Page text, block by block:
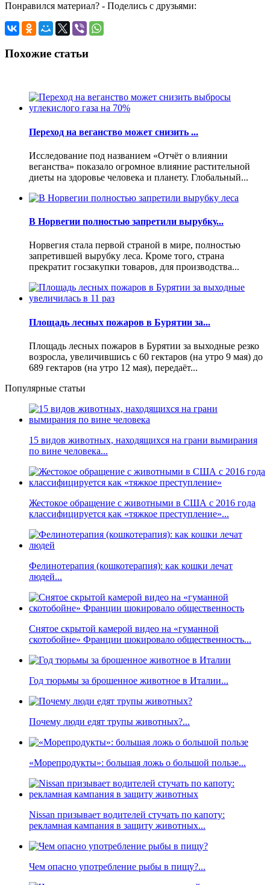
Понравился материал? - Поделись с друзьями:
Похожие статьи
Переход на веганство может снизить ...
Исследование под названием «Отчёт о влиянии
веганства» показало огромное влияние растительной
диеты на здоровье человека и планету. Глобальный...
В Норвегии полностью запретили вырубку...
Норвегия стала первой страной в мире, полностью
запретившей вырубку леса. Кроме того, страна
прекратит госзакупки товаров, для производства...
Площадь лесных пожаров в Бурятии за...
Площадь лесных пожаров в Бурятии за выходные резко
возросла, увеличившись с 60 гектаров (на утро 9 мая) до
689 гектаров (на утро 12 мая), передаёт...
Популярные статьи
15 видов животных, находящихся на грани вымирания
по вине человека...
Жестокое обращение с животными в США с 2016 года
классифицируется как «тяжкое преступление»...
Фелинотерапия (кошкотерапия): как кошки лечат
людей...
Снятое скрытой камерой видео на «гуманной
скотобойне» Франции шокировало общественность...
Год тюрьмы за брошенное животное в Италии...
Почему люди едят трупы животных?...
«Морепродукты»: большая ложь о большой пользе...
Nissan призывает водителей стучать по капоту:
рекламная кампания в защиту животных...
Чем опасно употребление рыбы в пищу?...